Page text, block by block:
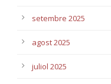
setembre 2025
agost 2025
juliol 2025